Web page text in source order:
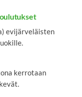
evijärveläisten
kerrotaan